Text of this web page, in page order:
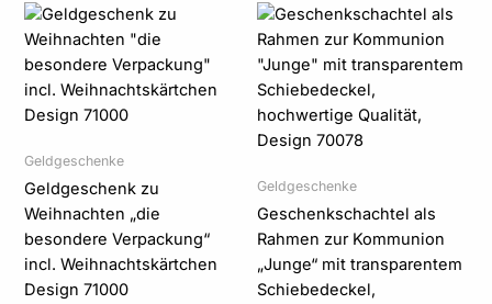
Geldgeschenke
Geldgeschenk zu
Weihnachten „die
besondere Verpackung“
incl. Weihnachtskärtchen
Design 71000
Geldgeschenke
Geschenkschachtel als
Rahmen zur Kommunion
„Junge“ mit transparentem
Schiebedeckel,
Preisspanne:
23,95 €
bis
24,95 €